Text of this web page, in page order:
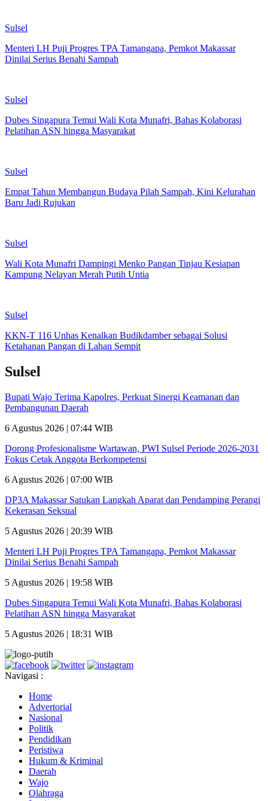
Sulsel
Menteri LH Puji Progres TPA Tamangapa, Pemkot Makassar
Dinilai Serius Benahi Sampah
Sulsel
Dubes Singapura Temui Wali Kota Munafri, Bahas Kolaborasi
Pelatihan ASN hingga Masyarakat
Sulsel
Empat Tahun Membangun Budaya Pilah Sampah, Kini Kelurahan
Baru Jadi Rujukan
Sulsel
Wali Kota Munafri Dampingi Menko Pangan Tinjau Kesiapan
Kampung Nelayan Merah Putih Untia
Sulsel
KKN-T 116 Unhas Kenalkan Budikdamber sebagai Solusi
Ketahanan Pangan di Lahan Sempit
Sulsel
Bupati Wajo Terima Kapolres, Perkuat Sinergi Keamanan dan
Pembangunan Daerah
6 Agustus 2026 | 07:44 WIB
Dorong Profesionalisme Wartawan, PWI Sulsel Periode 2026-2031
Fokus Cetak Anggota Berkompetensi
6 Agustus 2026 | 07:00 WIB
DP3A Makassar Satukan Langkah Aparat dan Pendamping Perangi
Kekerasan Seksual
5 Agustus 2026 | 20:39 WIB
Menteri LH Puji Progres TPA Tamangapa, Pemkot Makassar
Dinilai Serius Benahi Sampah
5 Agustus 2026 | 19:58 WIB
Dubes Singapura Temui Wali Kota Munafri, Bahas Kolaborasi
Pelatihan ASN hingga Masyarakat
5 Agustus 2026 | 18:31 WIB
Navigasi :
Home
Advertorial
Nasional
Politik
Pendidikan
Peristiwa
Hukum & Kriminal
Daerah
Wajo
Olahraga